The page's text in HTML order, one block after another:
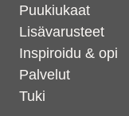
Puukiukaat
Lisävarusteet
Inspiroidu & opi
Palvelut
Tuki